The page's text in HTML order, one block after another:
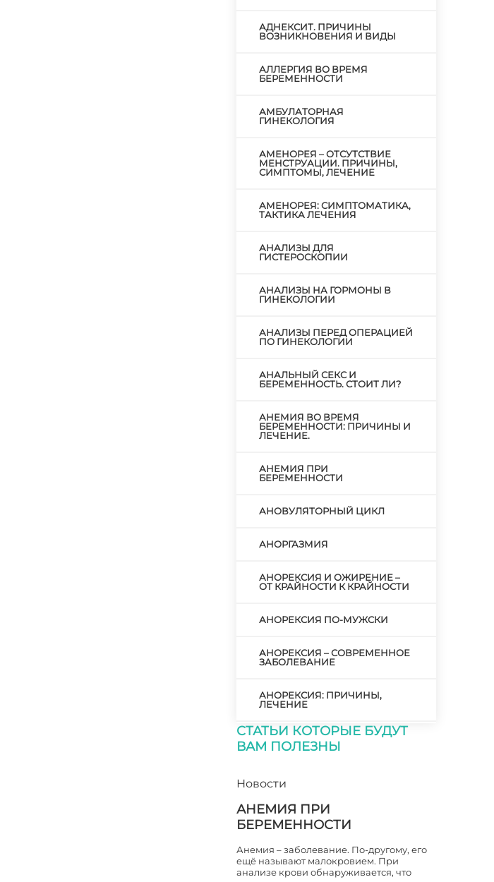
АДНЕКСИТ. ПРИЧИНЫ
ВОЗНИКНОВЕНИЯ И ВИДЫ
АЛЛЕРГИЯ ВО ВРЕМЯ
БЕРЕМЕННОСТИ
АМБУЛАТОРНАЯ
ГИНЕКОЛОГИЯ
АМЕНОРЕЯ – ОТСУТСТВИЕ
МЕНСТРУАЦИИ. ПРИЧИНЫ,
СИМПТОМЫ, ЛЕЧЕНИЕ
АМЕНОРЕЯ: СИМПТОМАТИКА,
ТАКТИКА ЛЕЧЕНИЯ
АНАЛИЗЫ ДЛЯ
ГИСТЕРОСКОПИИ
АНАЛИЗЫ НА ГОРМОНЫ В
ГИНЕКОЛОГИИ
АНАЛИЗЫ ПЕРЕД ОПЕРАЦИЕЙ
ПО ГИНЕКОЛОГИИ
АНАЛЬНЫЙ СЕКС И
БЕРЕМЕННОСТЬ. СТОИТ ЛИ?
АНЕМИЯ ВО ВРЕМЯ
БЕРЕМЕННОСТИ: ПРИЧИНЫ И
ЛЕЧЕНИЕ.
АНЕМИЯ ПРИ
БЕРЕМЕННОСТИ
АНОВУЛЯТОРНЫЙ ЦИКЛ
АНОРГАЗМИЯ
АНОРЕКСИЯ И ОЖИРЕНИЕ –
ОТ КРАЙНОСТИ К КРАЙНОСТИ
АНОРЕКСИЯ ПО-МУЖСКИ
АНОРЕКСИЯ – СОВРЕМЕННОЕ
ЗАБОЛЕВАНИЕ
АНОРЕКСИЯ: ПРИЧИНЫ,
ЛЕЧЕНИЕ
АНОРЕКСИЯ: ПРИЧИНЫ,
СИМПТОМАТИКА, ТАКТИКА
АНОРЕКСИЯ: СОЗНАТЕЛЬНАЯ
АНОРЕКСИЯ: ТРЕВОЖНЫЕ
АНТИБИОТИКИ ПОСЛЕ
СТАТЬИ КОТОРЫЕ БУДУТ
ВАМ ПОЛЕЗНЫ
Новости
АНЕМИЯ ПРИ
БЕРЕМЕННОСТИ
Анемия – заболевание. По-другому, его
ещё называют малокровием. При
анализе крови обнаруживается, что